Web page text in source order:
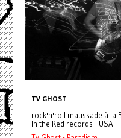
TV GHOST
rock'n'roll maussade à la
In the Red records - USA